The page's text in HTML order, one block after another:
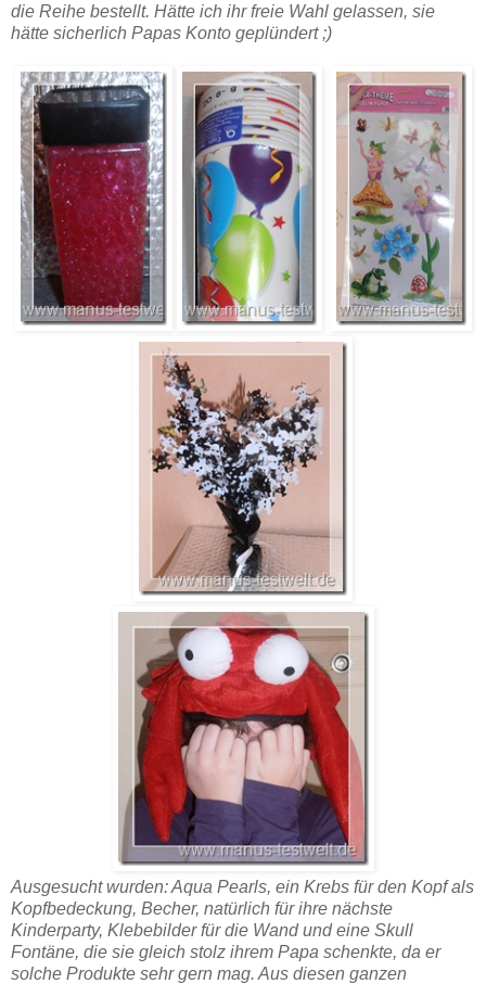
die Reihe bestellt. Hätte ich ihr freie Wahl gelassen, sie
hätte sicherlich Papas Konto geplündert ;)
Ausgesucht wurden: Aqua Pearls, ein Krebs für den Kopf als
Kopfbedeckung, Becher, natürlich für ihre nächste
Kinderparty, Klebebilder für die Wand und eine Skull
Fontäne, die sie gleich stolz ihrem Papa schenkte, da er
solche Produkte sehr gern mag. Aus diesen ganzen